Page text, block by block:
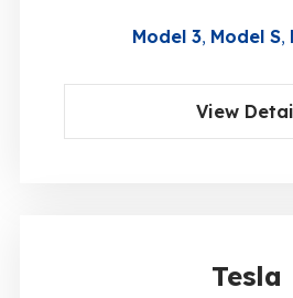
Model 3 Model S
View
Tesla